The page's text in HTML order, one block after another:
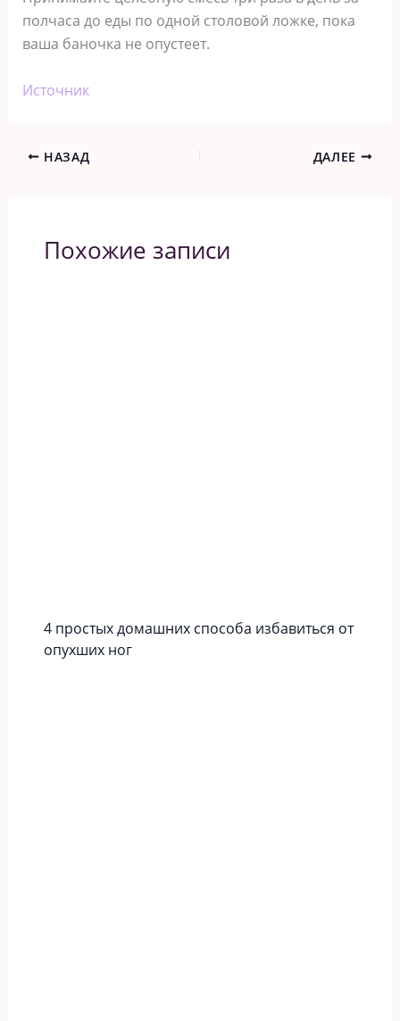
полчаса до еды по одной столовой ложке, пока
ваша баночка не опустеет.
Источник
НАЗАД ДАЛЕЕ
Похожие записи
4 простых домашних способа избавиться от
опухших ног